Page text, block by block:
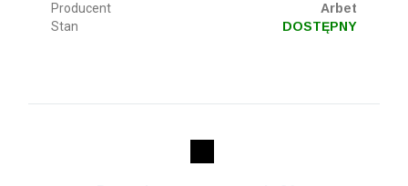
Producent
Arbet
Stan
DOSTĘPNY